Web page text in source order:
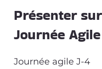
Présenter
Journée
Journée agile J-4